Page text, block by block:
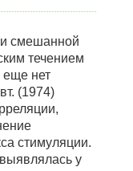
смешанной
течением
еще нет
(1974)
стимуляции.
у